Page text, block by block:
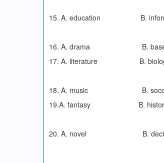
15. A. education B.
16. A. drama B.
17. A. literature
18. A. music B.
19.A. fantasy B.
20. A. novel B.